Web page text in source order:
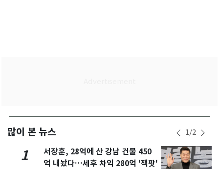
많이 본 뉴스 1/2
1
서장훈, 28억에 산 강남 건물 450
억 내놨다…세후 차익 280억 '잭팟'